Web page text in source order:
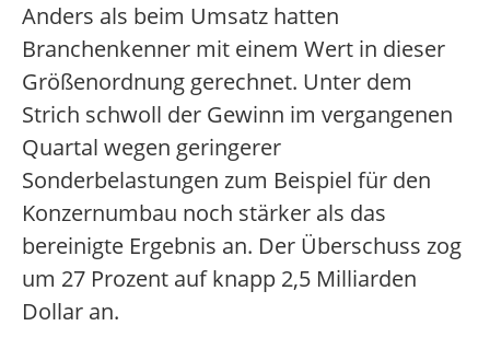
Anders als beim Umsatz hatten
Branchenkenner mit einem Wert in dieser
Größenordnung gerechnet. Unter dem
Strich schwoll der Gewinn im vergangenen
Quartal wegen geringerer
Sonderbelastungen zum Beispiel für den
Konzernumbau noch stärker als das
bereinigte Ergebnis an. Der Überschuss zog
um 27 Prozent auf knapp 2,5 Milliarden
Dollar an.